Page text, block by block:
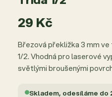
29 Kč
Březová překližka 3 mm
1/2. Vhodná pro laserové
světlými broušenými
Skladem, odesíláme do